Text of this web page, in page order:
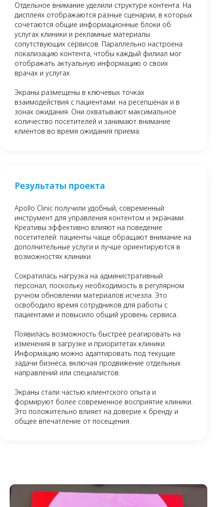
Отдельное внимание уделили структуре контента. На
дисплеях отображаются разные сценарии, в которых
сочетаются общие информационные блоки об
услугах клиники и рекламные материалы
сопутствующих сервисов. Параллельно настроена
локализацию контента, чтобы каждый филиал мог
отображать актуальную информацию о своих
врачах и услугах.
Экраны размещены в ключевых точках
взаимодействия с пациентами: на ресепшенах и в
зонах ожидания. Они охватывают максимальное
количество посетителей и занимают внимание
клиентов во время ожидания приема.
Результаты проекта
Apollo Clinic получили удобный, современный
инструмент для управления контентом и экранами.
Креативы эффективно влияют на поведение
посетителей: пациенты чаще обращают внимание на
дополнительные услуги и лучше ориентируются в
возможностях клиники.
Сократилась нагрузка на административный
персонал, поскольку необходимость в регулярном
ручном обновлении материалов исчезла. Это
освободило время сотрудников для работы с
пациентами и повысило общий уровень сервиса.
Появилась возможность быстрее реагировать на
изменения в загрузке и приоритетах клиники.
Информацию можно адаптировать под текущие
задачи бизнеса, включая продвижение отдельных
направлений или специалистов.
Экраны стали частью клиентского опыта и
формируют более современное восприятие клиники.
Это положительно влияет на доверие к бренду и
общее впечатление от посещения.